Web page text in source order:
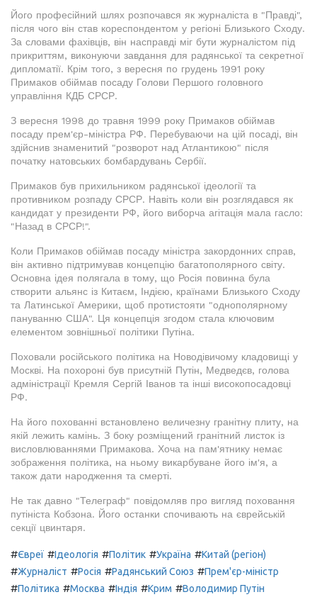
Його професійний шлях розпочався як журналіста в "Правді",
після чого він став кореспондентом у регіоні Близького Сходу.
За словами фахівців, він насправді міг бути журналістом під
прикриттям, виконуючи завдання для радянської та секретної
дипломатії. Крім того, з вересня по грудень 1991 року
Примаков обіймав посаду Голови Першого головного
управління КДБ СРСР.
З вересня 1998 до травня 1999 року Примаков обіймав
посаду прем'єр-міністра РФ. Перебуваючи на цій посаді, він
здійснив знаменитий "розворот над Атлантикою" після
початку натовських бомбардувань Сербії.
Примаков був прихильником радянської ідеології та
противником розпаду СРСР. Навіть коли він розглядався як
кандидат у президенти РФ, його виборча агітація мала гасло:
"Назад в СРСР!".
Коли Примаков обіймав посаду міністра закордонних справ,
він активно підтримував концепцію багатополярного світу.
Основна ідея полягала в тому, що Росія повинна була
створити альянс із Китаєм, Індією, країнами Близького Сходу
та Латинської Америки, щоб протистояти "однополярному
пануванню США". Ця концепція згодом стала ключовим
елементом зовнішньої політики Путіна.
Поховали російського політика на Новодівичому кладовищі у
Москві. На похороні був присутній Путін, Медведєв, голова
адміністрації Кремля Сергій Іванов та інші високопосадовці
РФ.
На його похованні встановлено величезну гранітну плиту, на
якій лежить камінь. З боку розміщений гранітний листок із
висловлюваннями Примакова. Хоча на пам'ятнику немає
зображення політика, на ньому викарбуване його ім'я, а
також дати народження та смерті.
Не так давно "Телеграф" повідомляв про вигляд поховання
путініста Кобзона. Його останки спочивають на єврейській
секції цвинтаря.
#Євреї #Ідеологія #Політик #Україна #Китай (регіон)
#Журналіст #Росія #Радянський Союз #Прем'єр-міністр
#Політика #Москва #Індія #Крим #Володимир Путін